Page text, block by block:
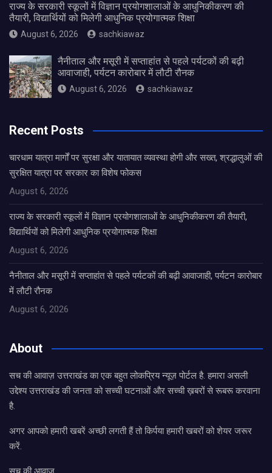
राज्य के सरकारी स्कूलों में विज्ञान प्रयोगशालाओं के आधुनिकीकरण की
तैयारी, विद्यार्थियों को मिलेगी आधुनिक प्रयोगात्मक शिक्षा
August 6, 2026 sachkiawaz
नैनीताल और मसूरी में सप्ताहांत से पहले पर्यटकों की बढ़ी
आवाजाही, पर्यटन कारोबार में लौटी रौनक
August 6, 2026 sachkiawaz
Recent Posts
चारधाम यात्रा मार्गों पर सुरक्षा और यातायात व्यवस्था होगी और सख्त, श्रद्धालुओं की
सुरक्षित यात्रा पर सरकार का विशेष फोकस
August 6, 2026
राज्य के सरकारी स्कूलों में विज्ञान प्रयोगशालाओं के आधुनिकीकरण की तैयारी,
विद्यार्थियों को मिलेगी आधुनिक प्रयोगात्मक शिक्षा
August 6, 2026
नैनीताल और मसूरी में सप्ताहांत से पहले पर्यटकों की बढ़ी आवाजाही, पर्यटन कारोबार
में लौटी रौनक
August 6, 2026
About
सच की आवाज़ उत्तराखंड का एक बहुत लोकप्रिय न्यूज़ पोर्टल है. हमारा असली
उद्देश्य उत्तराखंड की जनता को सच्ची घटनाओं और सच्ची ख़बरों से रूबरू करवाना
है.
अगर आपको हमारी खबरें अच्छी लगती हैं तो किर्पया हमारी खबरों को शेयर जरूर
करें.